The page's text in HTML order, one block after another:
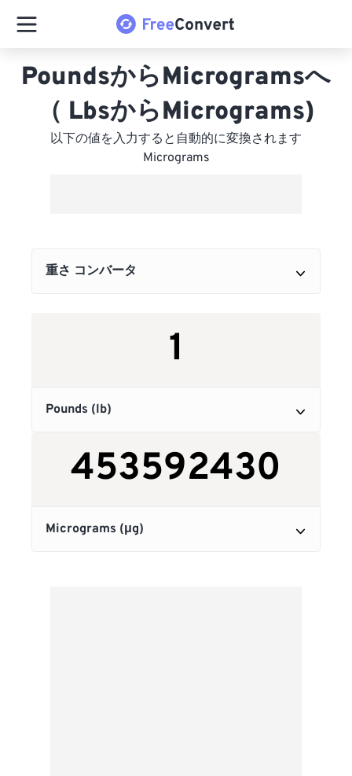
PoundsからMicrogramsへ
（ LbsからMicrograms)
以下の値を入力すると自動的に変換されます
Micrograms